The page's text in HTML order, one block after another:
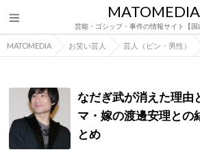
MATOMEDIA
芸能・ゴシップ・事件の情報サイト【国
MATOMEDIA お笑い芸人 芸人（ピン・男性）
なだぎ武が消えた理由
マ・嫁の渡邊安理との
とめ